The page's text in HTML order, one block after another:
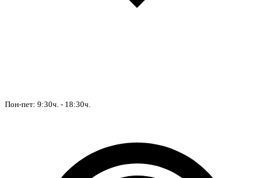
Пон-пет: 9:30ч. - 18:30ч.